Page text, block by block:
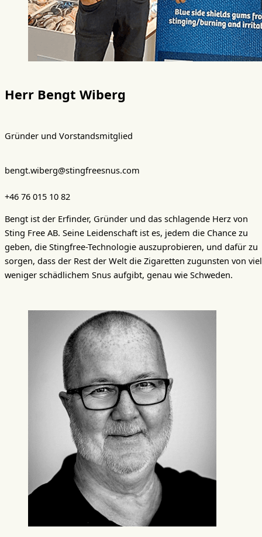
Herr Bengt Wiberg
Gründer und Vorstandsmitglied
bengt.wiberg@stingfreesnus.com
+46 76 015 10 82
Bengt ist der Erfinder, Gründer und das schlagende Herz von
Sting Free AB. Seine Leidenschaft ist es, jedem die Chance zu
geben, die Stingfree-Technologie auszuprobieren, und dafür zu
sorgen, dass der Rest der Welt die Zigaretten zugunsten von viel
weniger schädlichem Snus aufgibt, genau wie Schweden.